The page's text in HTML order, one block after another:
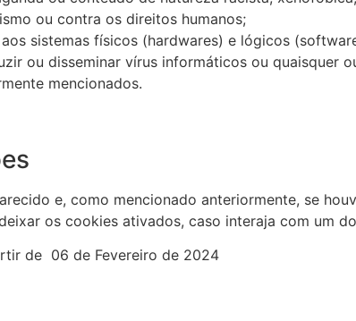
ou contra os direitos humanos;
sistemas físicos (hardwares) e lógicos
ou disseminar vírus informáticos ou quaisquer
mencionados.
e, como mencionado anteriormente, se
os cookies ativados, caso interaja com um
de 06 de Fevereiro de 2024